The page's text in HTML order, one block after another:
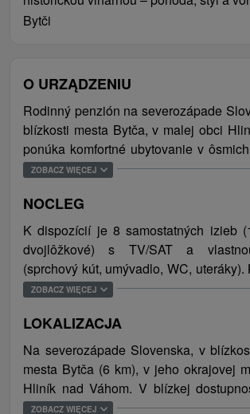
Bytči
O URZĄDZENIU
Rodinný penzión na severozápade
blízkosti mesta Bytča, v malej obci
ponúka komfortné ubytovanie v
moderne zariadených izbách s TV/
nachádza reštaurácia s barom, v
organizovať rôzne rodinné a
oslavy. V letnom období je
posedením obklopená množstvom
sú ďalej salónik, zimná záhrada,
nechýba ani úschovňa bicyklov
Samozrejmosťou je bezplatné WiFi
Ubytovanie je vhodné pre páriky,
pre rôzne školenia a semináre,
víkendové pobyty a tiež pre
ZOBACZ WIĘCEJ
NOCLEG
K dispozícií je 8 samostatných izieb
dvojlôžkové) s TV/SAT a
(sprchový kút, umývadlo, WC, uteráky).
priestorom patria ešte 2 samostatné
vináreň. Možnosť zapožičania
ubytovacia kapacita penziónu je 18
prístelky).
ZOBACZ WIĘCEJ
LOKALIZACJA
Na severozápade Slovenska, v
mesta Bytča (6 km), v jeho okrajovej
Hliník nad Váhom. V blízkej
zaujímavých miest a atrakcií
ZOBACZ WIĘCEJ